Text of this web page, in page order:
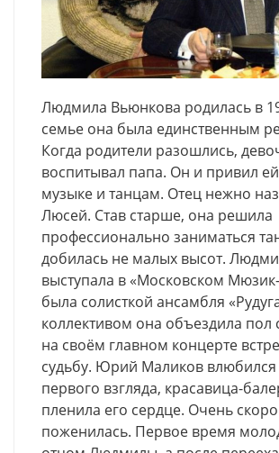
Людмила Вьюнкова родилась в
семье она была единственным
Когда родители разошлись,
воспитывал папа. Он и привил
музыке и танцам. Отец нежно
Люсей. Став старше, она решила
профессионально заниматься
добилась не малых высот.
выступала в «Московском
была солисткой ансамбля
коллективом она объездила пол
на своём главном концерте
судьбу. Юрий Маликов влюбился
первого взгляда, красавица-
пленила его сердце. Очень
поженилась. Первое время